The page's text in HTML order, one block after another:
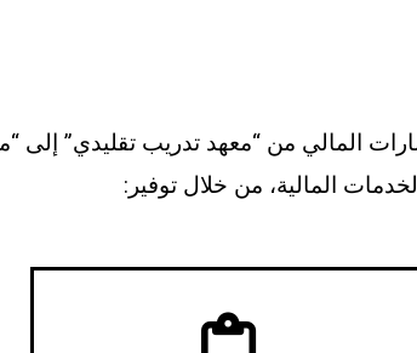
المالي من “معهد تدريب تقليدي”
المالية، من خلال توفير: